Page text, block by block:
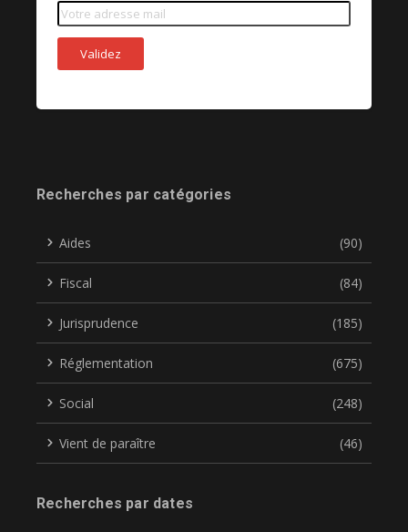
Recherches par catégories
Aides (90)
Fiscal (84)
Jurisprudence (185)
Réglementation (675)
Social (248)
Vient de paraître (46)
Recherches par dates